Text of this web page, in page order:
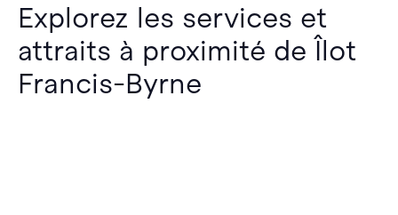
Explorez les services et
attraits à proximité de Îlot
Francis-Byrne